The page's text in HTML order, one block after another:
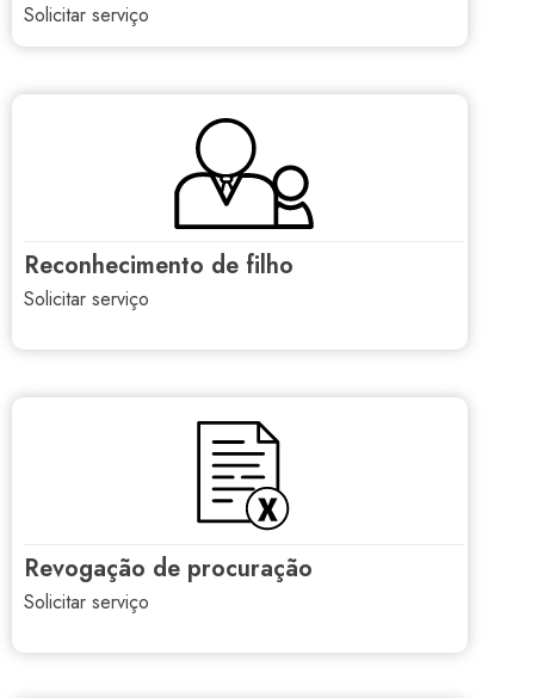
solicitar serviço
reconhecimento de filho
solicitar serviço
revogação de procuração
solicitar serviço